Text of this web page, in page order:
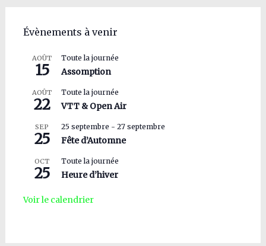
Évènements à venir
AOÛT
15
Toute la journée
Assomption
AOÛT
22
Toute la journée
VTT & Open Air
SEP
25
25 septembre - 27 septembre
Fête d’Automne
OCT
25
Toute la journée
Heure d’hiver
Voir le calendrier